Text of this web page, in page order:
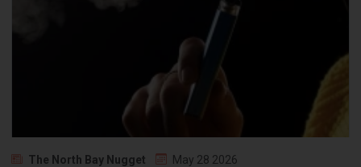
The North Bay Nugget May 28 2026